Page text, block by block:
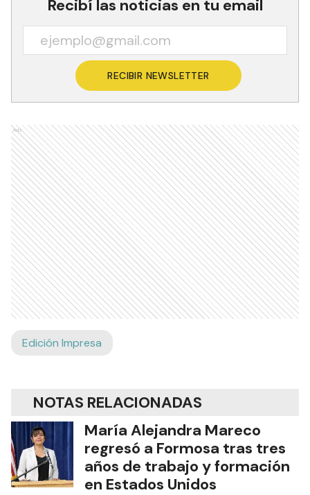
Recibí las noticias en tu email
RECIBIR NEWSLETTER
Ads
Edición Impresa
NOTAS RELACIONADAS
María Alejandra Mareco
regresó a Formosa tras tres
años de trabajo y formación
en Estados Unidos